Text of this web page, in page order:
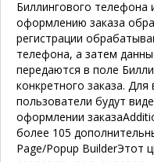
Биллингового телефона
оформлению заказа
регистрации
телефона, а затем
передаются в поле
конкретного заказа.
пользователи будут
оформлении заказа
более 105
Page/Popup BuilderЭтот